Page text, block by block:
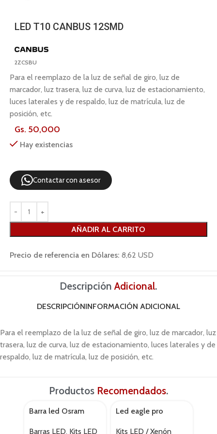
LED T10 CANBUS 12SMD
2ZCSBU
Para el reemplazo de la luz de señal de giro, luz de
marcador, luz trasera, luz de curva, luz de estacionamiento,
luces laterales y de respaldo, luz de matrícula, luz de
posición, etc.
Gs. 50,000
Hay existencias
Contactar con asesor
AÑADIR AL CARRITO
Precio de referencia en Dólares: 8,62 USD
DescripciónAdicional.
DESCRIPCIÓNINFORMACIÓN ADICIONAL
Para el reemplazo de la luz de señal de giro, luz de marcador, luz
trasera, luz de curva, luz de estacionamiento, luces laterales y de
respaldo, luz de matrícula, luz de posición, etc.
Productos Recomendados.
AGOTADO
Barra led Osram
Barras LED, Kits LED
Led eagle pro
Kits LED / Xenón